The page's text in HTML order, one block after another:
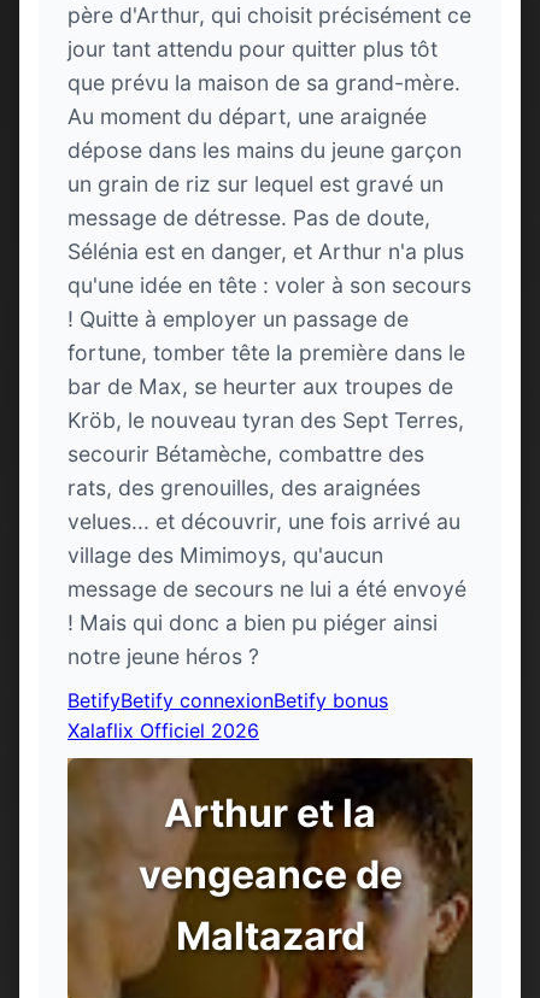
père d'Arthur, qui choisit précisément ce
jour tant attendu pour quitter plus tôt
que prévu la maison de sa grand-mère.
Au moment du départ, une araignée
dépose dans les mains du jeune garçon
un grain de riz sur lequel est gravé un
message de détresse. Pas de doute,
Sélénia est en danger, et Arthur n'a plus
qu'une idée en tête : voler à son secours
! Quitte à employer un passage de
fortune, tomber tête la première dans le
bar de Max, se heurter aux troupes de
Kröb, le nouveau tyran des Sept Terres,
secourir Bétamèche, combattre des
rats, des grenouilles, des araignées
velues... et découvrir, une fois arrivé au
village des Mimimoys, qu'aucun
message de secours ne lui a été envoyé
! Mais qui donc a bien pu piéger ainsi
notre jeune héros ?
BetifyBetify connexionBetify bonus
Xalaflix Officiel 2026
Arthur et la
vengeance de
Maltazard